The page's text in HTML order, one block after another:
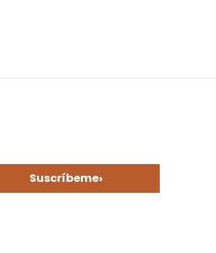
Suscríbeme›